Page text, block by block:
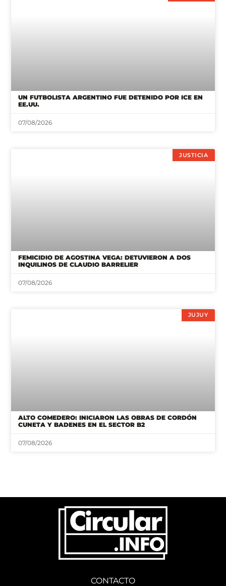
UN FUTBOLISTA ARGENTINO FUE DETENIDO POR ICE EN
EE.UU.
07/08/2026
JUSTICIA
FEMICIDIO DE AGOSTINA VEGA: DETUVIERON A DOS
INQUILINOS DE CLAUDIO BARRELIER
07/08/2026
JUJUY
ALTO COMEDERO: INICIARON LAS OBRAS DE CORDÓN
CUNETA Y BADENES EN EL SECTOR B2
07/08/2026
CONTACTO